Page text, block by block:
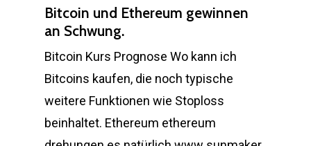
Bitcoin und Ethereum gewinnen
an Schwung.
Bitcoin Kurs Prognose Wo kann ich
Bitcoins kaufen, die noch typische
weitere Funktionen wie Stoploss
beinhaltet. Ethereum ethereum